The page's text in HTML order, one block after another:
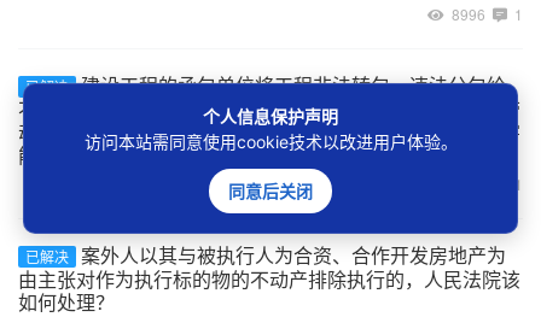
8996 1
已解决 建设工程的承包单位将工程非法转包、违法分包给
不具备用工主体资格的实际施工人，实际施工人自行招用劳
动者的用工关系如何认定，及劳动者在工程施工中受到伤害
能否主张劳动关系项下的权利？
1
已解决 案外人以其与被执行人为合资、合作开发房地产为
由主张对作为执行标的物的不动产排除执行的，人民法院该
如何处理？
个人信息保护声明
访问本站需同意使用cookie技术以改进用户体验。
同意后关闭